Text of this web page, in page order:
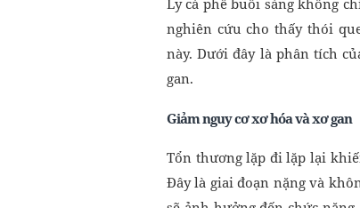
nghiên cứu cho thấy thói
này. Dưới đây là phân tích
gan.
Giảm nguy cơ xơ hóa và xơ gan
Tổn thương lặp đi lặp lại
Đây là giai đoạn nặng và